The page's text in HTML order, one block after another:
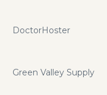
DoctorHoster
Green Valley Supply